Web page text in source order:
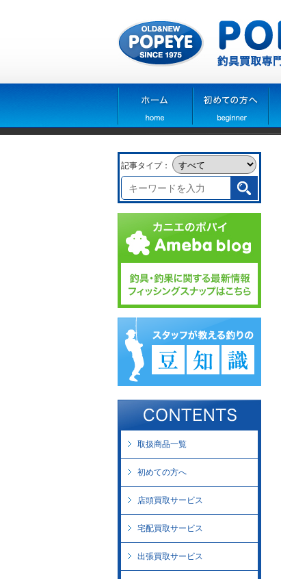
記事タイプ：
取扱商品一覧
初めての方へ
店頭買取サービス
宅配買取サービス
出張買取サービス